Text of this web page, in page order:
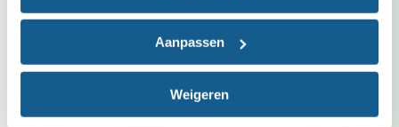
Aanpassen
Weigeren
Bij verhoogd cholesterol
Caloriearm